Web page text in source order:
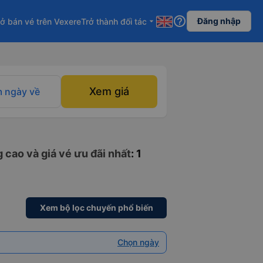
bán vé trên VexereTrở thành đối tác arrow_drop_down help_outline Đăng nhập
ngày về Xem giá
cao và giá vé ưu đãi nhất: 1
Xem bộ lọc chuyến phổ biến
Chọn ngày